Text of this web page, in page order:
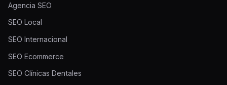
Agencia SEO
SEO Local
SEO Internacional
SEO Ecommerce
SEO Clínicas Dentales